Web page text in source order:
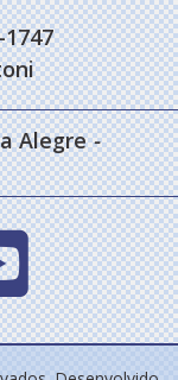
Alegre-